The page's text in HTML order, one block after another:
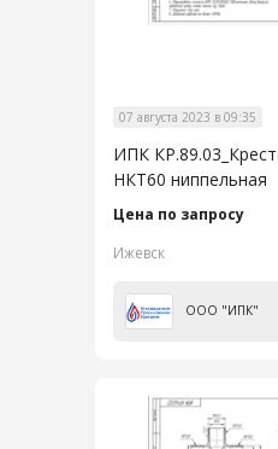
07 августа 2023 в 09:35
ИПК
НКТ60 ниппельная
Цена по запросу
Ижевск
ООО "ИПК"